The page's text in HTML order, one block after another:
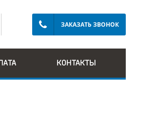
ЗАКАЗАТЬ ЗВОНОК
КОНТАКТЫ